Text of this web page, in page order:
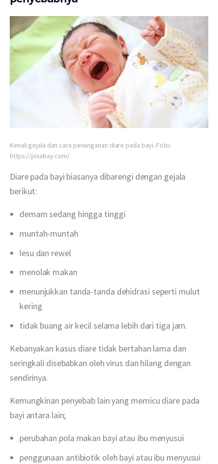
Kenali gejala dan cara penanganan diare pada bayi. Foto:
https://pixabay.com/
Diare pada bayi biasanya dibarengi dengan gejala
berikut:
demam sedang hingga tinggi
muntah-muntah
lesu dan rewel
menolak makan
menunjukkan tanda-tanda dehidrasi seperti mulut
kering
tidak buang air kecil selama lebih dari tiga jam.
Kebanyakan kasus diare tidak bertahan lama dan
seringkali disebabkan oleh virus dan hilang dengan
sendirinya.
Kemungkinan penyebab lain yang memicu diare pada
bayi antara lain;
perubahan pola makan bayi atau ibu menyusui
penggunaan antibiotik oleh bayi atau ibu menyusui